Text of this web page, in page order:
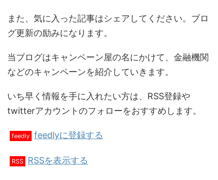
また、気に入った記事はシェアしてください。ブロ
グ更新の励みになります。
当ブログはキャンペーン屋の名にかけて、金融機関
などのキャンペーンを紹介していきます。
いち早く情報を手に入れたい方は、RSS登録や
twitterアカウントのフォローをおすすめします。
feedly feedlyに登録する
RSS RSSを表示する